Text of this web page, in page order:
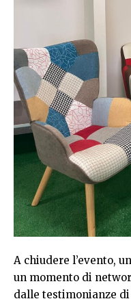
A chiudere l’evento,
un momento di
dalle testimonianze